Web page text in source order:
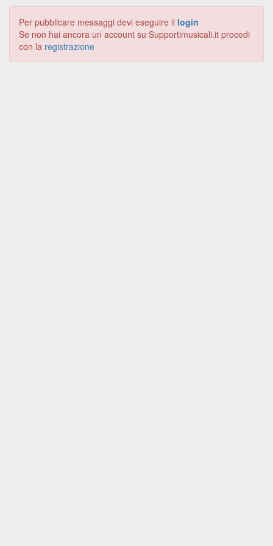
Per pubblicare messaggi devi eseguire il login
Se non hai ancora un account su Supportimusicali.it procedi
con la registrazione